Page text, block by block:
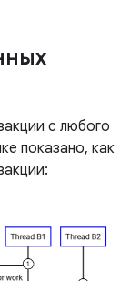
с любого
показано, как